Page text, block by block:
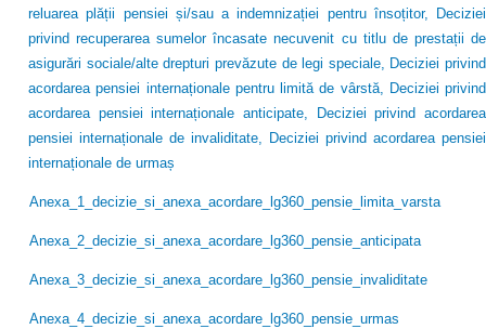
reluarea plății pensiei și/sau a indemnizației pentru însoțitor, Deciziei
privind recuperarea sumelor încasate necuvenit cu titlu de prestații de
asigurări sociale/alte drepturi prevăzute de legi speciale, Deciziei privind
acordarea pensiei internaționale pentru limită de vârstă, Deciziei privind
acordarea pensiei internaționale anticipate, Deciziei privind acordarea
pensiei internaționale de invaliditate, Deciziei privind acordarea pensiei
internaționale de urmaș
Anexa_1_decizie_si_anexa_acordare_lg360_pensie_limita_varsta
Anexa_2_decizie_si_anexa_acordare_lg360_pensie_anticipata
Anexa_3_decizie_si_anexa_acordare_lg360_pensie_invaliditate
Anexa_4_decizie_si_anexa_acordare_lg360_pensie_urmas